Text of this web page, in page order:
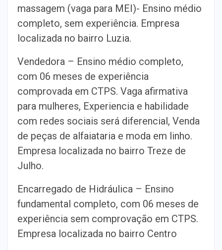
massagem (vaga para MEI)- Ensino médio
completo, sem experiência. Empresa
localizada no bairro Luzia.
Vendedora – Ensino médio completo,
com 06 meses de experiência
comprovada em CTPS. Vaga afirmativa
para mulheres, Experiencia e habilidade
com redes sociais será diferencial, Venda
de peças de alfaiataria e moda em linho.
Empresa localizada no bairro Treze de
Julho.
Encarregado de Hidráulica – Ensino
fundamental completo, com 06 meses de
experiência sem comprovação em CTPS.
Empresa localizada no bairro Centro